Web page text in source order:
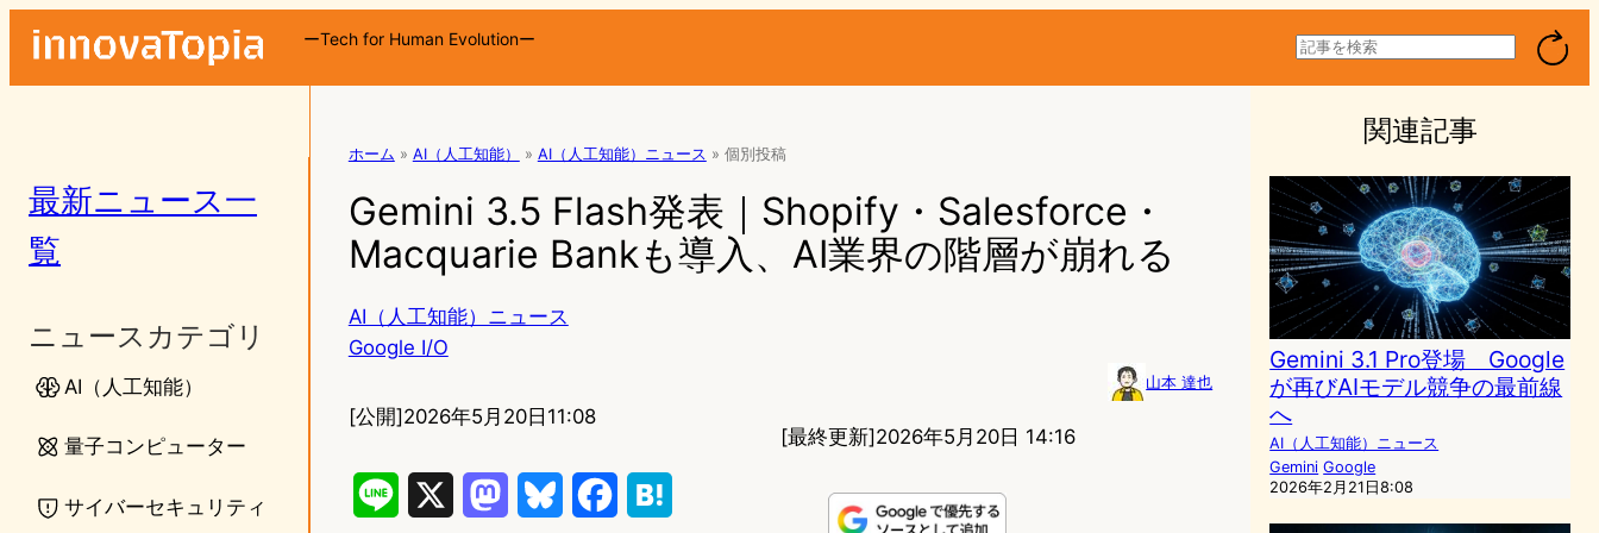
ーTech for Human Evolutionー
検
索
最新ニュース一
覧
ニュースカテゴリ
AI（人工知能）
量子コンピューター
サイバーセキュリティ
ホーム » AI（人工知能） » AI（人工知能）ニュース » 個別投稿
Gemini 3.5 Flash発表｜Shopify・Salesforce・
Macquarie Bankも導入、AI業界の階層が崩れる
AI（人工知能）ニュース
Google I/O
山本 達也
[公開]2026年5月20日11:08
[最終更新]2026年5月20日 14:16
関連記事
Gemini 3.1 Pro登場 Google
が再びAIモデル競争の最前線
へ
AI（人工知能）ニュース
Gemini Google
2026年2月21日8:08